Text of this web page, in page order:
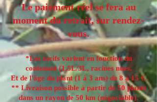
Le paiement réel se fera au
moment du retrait, sur rendez-
vous.
*Les tarifs varient en fonction du
contenant (1,5L/3L, racines nues.
Et de l'âge du plant (1 à 3 ans) de 8 à 15 €.
** Livraison possible à partir de 50 plants
dans un rayon de 50 km (négociable).